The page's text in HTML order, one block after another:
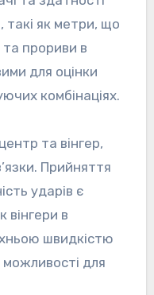
такі як метри, що
та прориви в
для оцінки
комбінаціях.
та вінгер,
Прийняття
ударів є
вінгери в
швидкістю
для